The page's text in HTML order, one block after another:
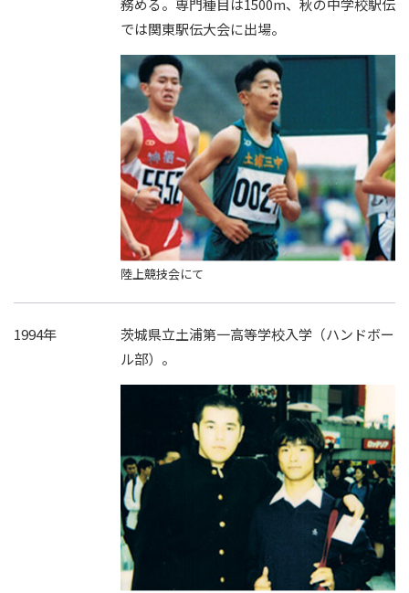
務める。専門種目は1500m、秋の中学校駅伝
では関東駅伝大会に出場。
陸上競技会にて
1994年
茨城県立土浦第一高等学校入学（ハンドボー
ル部）。